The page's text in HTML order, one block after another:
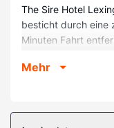
The Sire Hotel
besticht durch eine
Minuten Fahrt
Horse Park und 5,3
Fühl dich in einem
Mehr